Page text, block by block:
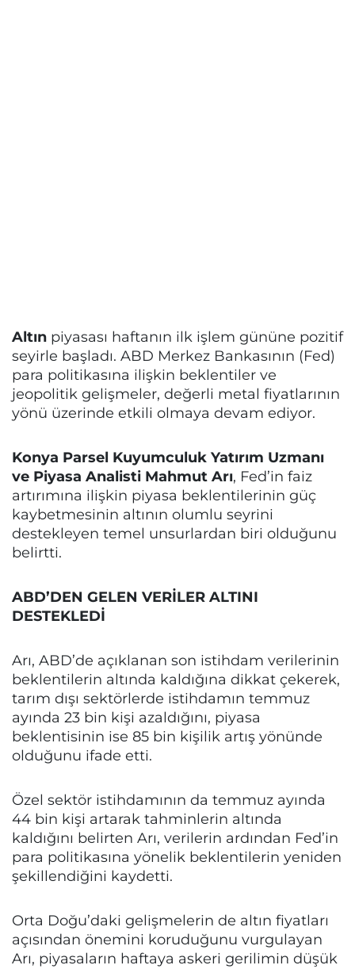
Altın piyasası haftanın ilk işlem gününe pozitif
seyirle başladı. ABD Merkez Bankasının (Fed)
para politikasına ilişkin beklentiler ve
jeopolitik gelişmeler, değerli metal fiyatlarının
yönü üzerinde etkili olmaya devam ediyor.
Konya Parsel Kuyumculuk Yatırım Uzmanı
ve Piyasa Analisti Mahmut Arı, Fed’in faiz
artırımına ilişkin piyasa beklentilerinin güç
kaybetmesinin altının olumlu seyrini
destekleyen temel unsurlardan biri olduğunu
belirtti.
ABD’DEN GELEN VERİLER ALTINI
DESTEKLEDİ
Arı, ABD’de açıklanan son istihdam verilerinin
beklentilerin altında kaldığına dikkat çekerek,
tarım dışı sektörlerde istihdamın temmuz
ayında 23 bin kişi azaldığını, piyasa
beklentisinin ise 85 bin kişilik artış yönünde
olduğunu ifade etti.
Özel sektör istihdamının da temmuz ayında
44 bin kişi artarak tahminlerin altında
kaldığını belirten Arı, verilerin ardından Fed’in
para politikasına yönelik beklentilerin yeniden
şekillendiğini kaydetti.
Orta Doğu’daki gelişmelerin de altın fiyatları
açısından önemini koruduğunu vurgulayan
Arı, piyasaların haftaya askeri gerilimin düşük